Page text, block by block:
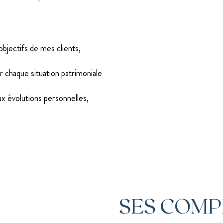
de mes clients,
chaque situation patrimoniale
évolutions personnelles,
SES